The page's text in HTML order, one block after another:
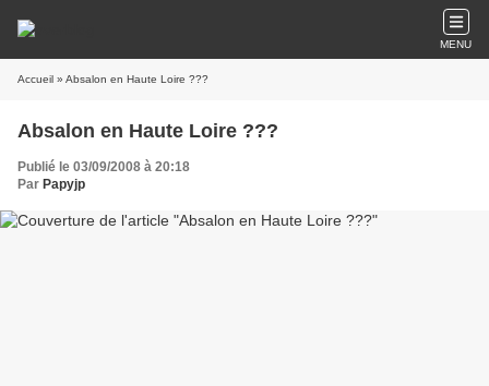
MENU
Accueil » Absalon en Haute Loire ???
Absalon en Haute Loire ???
Publié le 03/09/2008 à 20:18
Par Papyjp